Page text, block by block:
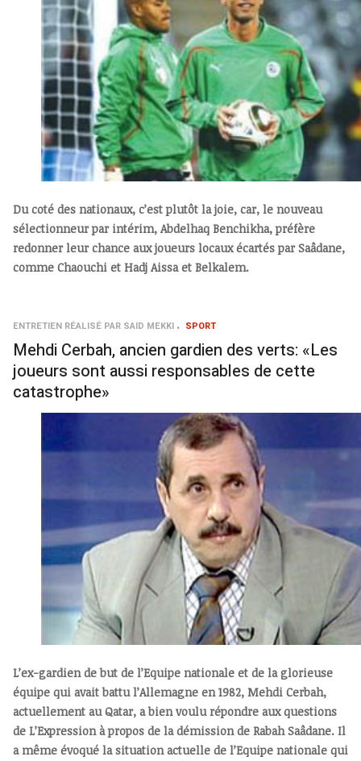
Du coté des nationaux, c’est plutôt la joie, car, le nouveau
sélectionneur par intérim, Abdelhaq Benchikha, préfère
redonner leur chance aux joueurs locaux écartés par Saâdane,
comme Chaouchi et Hadj Aissa et Belkalem.
ENTRETIEN RÉALISÉ PAR SAID MEKKI SPORT
Mehdi Cerbah, ancien gardien des verts: «Les
joueurs sont aussi responsables de cette
catastrophe»
L’ex-gardien de but de l’Equipe nationale et de la glorieuse
équipe qui avait battu l’Allemagne en 1982, Mehdi Cerbah,
actuellement au Qatar, a bien voulu répondre aux questions
de L’Expression à propos de la démission de Rabah Saâdane. Il
a même évoqué la situation actuelle de l’Equipe nationale qui